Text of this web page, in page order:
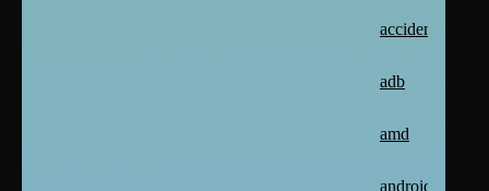
accident
adb
amd
android